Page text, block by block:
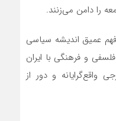
را دامن می‌زنند.
عمیق اندیشه سیاسی
و فرهنگی با ایران
واقع‌گرایانه و دور از